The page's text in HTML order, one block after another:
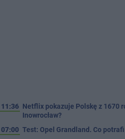
11:36 Netflix pokazuje Polskę z 1670
Inowrocław?
07:00 Test: Opel Grandland. Co